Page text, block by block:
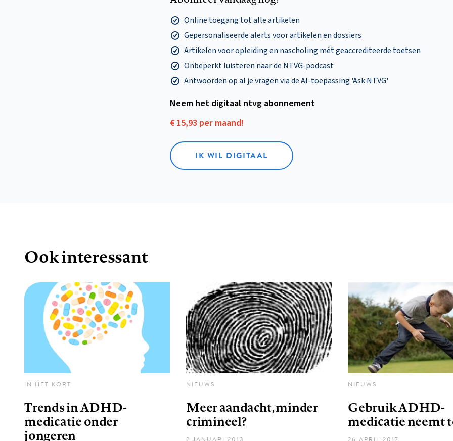
Online toegang tot alle artikelen
Gepersonaliseerde alerts voor artikelen en dossiers
Artikelen voor opleiding en nascholing mét geaccrediteerde toetsen
Onbeperkt luisteren naar de NTVG-podcast
Antwoorden op al je vragen via de AI-toepassing 'Ask NTVG'
Neem het digitaal ntvg abonnement
€ 15,93 per maand!
IK WIL DIGITAAL
Ook interessant
IN HET KORT
Trends in ADHD-
medicatie onder
jongeren
NIEUWS
Meer aandacht, minder
crimineel?
NIEUWS
Gebruik ADHD-
medicatie neemt